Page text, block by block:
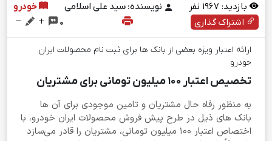
بازدید: نفر نویسنده: سید علی اسلامی
خودرو
اشتراک گذاری
0
ارائه اعتبار ویژه بعضی از بانک ها برای ثبت نام محصولات ایران
خودرو
تخصیص اعتبار 100 میلیون تومانی برای مشتریان
به منظور رفاه حال مشتریان و تامین موجودی برای آ‌ن ها
بانک های ذیل در طرح پیش فروش محصولات ایران خودرو، با
اختصاص اعتبار ۱۰۰ میلیون تومانی، مشتریان را قادر می‌سازد